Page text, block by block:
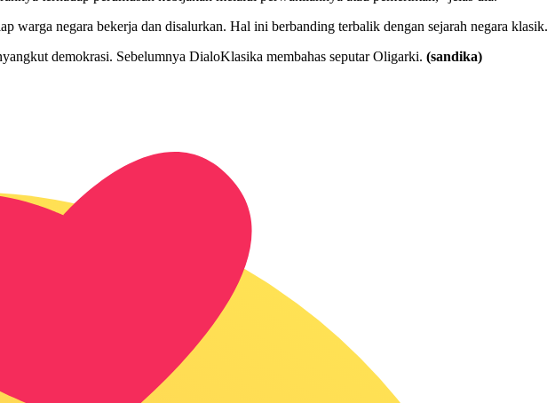
negara bekerja dan disalurkan. Hal ini berbanding terbalik dengan sejarah negara klasik.
demokrasi. Sebelumnya DialoKlasika membahas seputar Oligarki. (sandika)